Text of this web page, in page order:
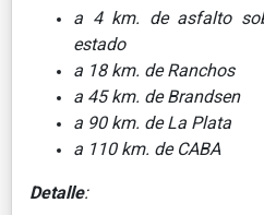
a 4 km. de asfalto
estado
a 18 km. de Ranchos
a 45 km. de Brandsen
a 90 km. de La Plata
a 110 km. de CABA
Detalle: